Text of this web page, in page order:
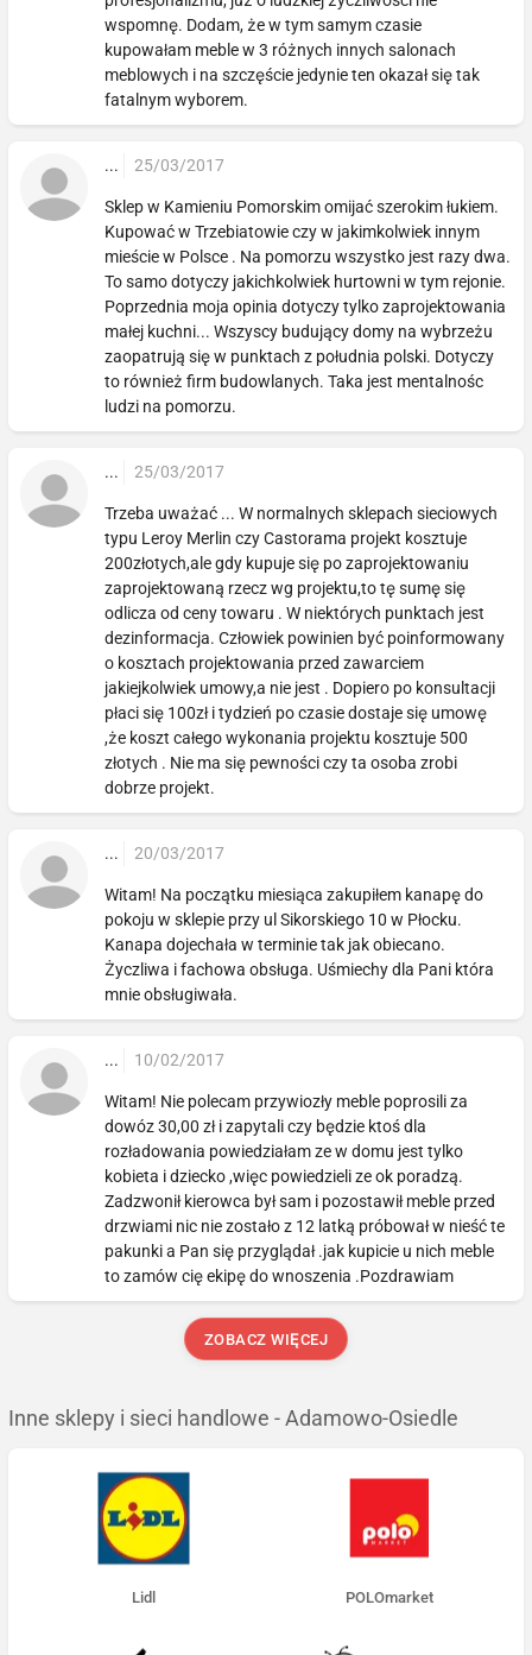
wspomnę. Dodam, że w tym samym czasie
kupowałam meble w 3 różnych innych salonach
meblowych i na szczęście jedynie ten okazał się tak
fatalnym wyborem.
... 25/03/2017
Sklep w Kamieniu Pomorskim omijać szerokim łukiem.
Kupować w Trzebiatowie czy w jakimkolwiek innym
mieście w Polsce . Na pomorzu wszystko jest razy dwa.
To samo dotyczy jakichkolwiek hurtowni w tym rejonie.
Poprzednia moja opinia dotyczy tylko zaprojektowania
małej kuchni... Wszyscy budujący domy na wybrzeżu
zaopatrują się w punktach z południa polski. Dotyczy
to również firm budowlanych. Taka jest mentalnośc
ludzi na pomorzu.
... 25/03/2017
Trzeba uważać ... W normalnych sklepach sieciowych
typu Leroy Merlin czy Castorama projekt kosztuje
200złotych,ale gdy kupuje się po zaprojektowaniu
zaprojektowaną rzecz wg projektu,to tę sumę się
odlicza od ceny towaru . W niektórych punktach jest
dezinformacja. Człowiek powinien być poinformowany
o kosztach projektowania przed zawarciem
jakiejkolwiek umowy,a nie jest . Dopiero po konsultacji
płaci się 100zł i tydzień po czasie dostaje się umowę
,że koszt całego wykonania projektu kosztuje 500
złotych . Nie ma się pewności czy ta osoba zrobi
dobrze projekt.
... 20/03/2017
Witam! Na początku miesiąca zakupiłem kanapę do
pokoju w sklepie przy ul Sikorskiego 10 w Płocku.
Kanapa dojechała w terminie tak jak obiecano.
Życzliwa i fachowa obsługa. Uśmiechy dla Pani która
mnie obsługiwała.
... 10/02/2017
Witam! Nie polecam przywiozły meble poprosili za
dowóz 30,00 zł i zapytali czy będzie ktoś dla
rozładowania powiedziałam ze w domu jest tylko
kobieta i dziecko ,więc powiedzieli ze ok poradzą.
Zadzwonił kierowca był sam i pozostawił meble przed
drzwiami nic nie zostało z 12 latką próbował w nieść te
pakunki a Pan się przyglądał .jak kupicie u nich meble
to zamów cię ekipę do wnoszenia .Pozdrawiam
ZOBACZ WIĘCEJ
Inne sklepy i sieci handlowe - Adamowo-Osiedle
Lidl POLOmarket